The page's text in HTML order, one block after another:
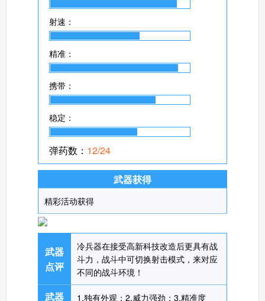
射速：
精准：
携带：
稳定：
弹药数： 12/24
武器获得
精彩活动获得
武器
点评
冷兵器在接受高新科技改造后更具有战
斗力，战斗中可切换射击模式，来对应
不同的战斗环境！
武器
1.独有外观；2.威力强劲；3.精准度